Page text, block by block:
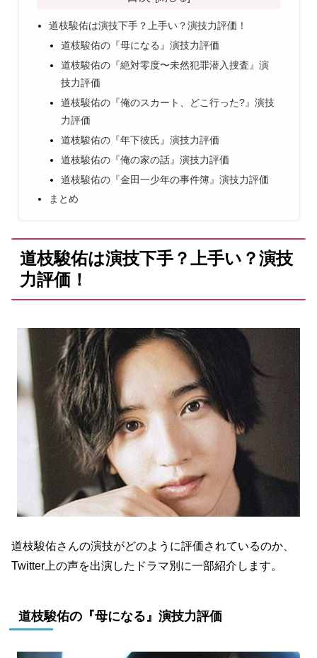
道枝駿佑は​演技下手？上手い？演技力評価！
道枝駿佑の『母になる』演技力評価
道枝駿佑の『絶対零度〜未然犯罪潜入捜査』演
技力評価
道枝駿佑の『俺のスカート、どこ行った?』演技
力評価
道枝駿佑の『年下彼氏』演技力評価
道枝駿佑の『俺の家の話』演技力評価
道枝駿佑の『金田一少年の事件簿』演技力評価
まとめ
道枝駿佑は​演技下手？上手い？演技
力評価！
道枝駿佑さんの演技がどのように評価されているのか、
Twitter上の声を出演したドラマ別に一部紹介します。
道枝駿佑の『母になる』演技力評価